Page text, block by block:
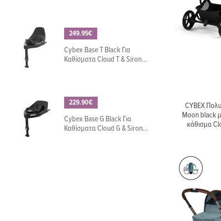
249.95€
Cybex Base T Black Για
Καθίσματα Cloud T & Sirona
229.90€
Cybex Base G Black Για
Καθίσματα Cloud G & Sirona
CYBEX
Moon black
κάθισμα